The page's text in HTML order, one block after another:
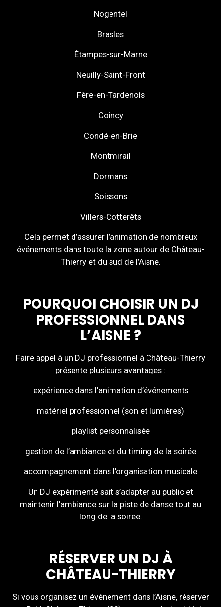
Nogentel
Brasles
Étampes-sur-Marne
Neuilly-Saint-Front
Fère-en-Tardenois
Coincy
Condé-en-Brie
Montmirail
Dormans
Soissons
Villers-Cotterêts
Cela permet d’assurer l’animation de nombreux
événements dans toute la zone autour de Château-
Thierry et du sud de l’Aisne.
POURQUOI CHOISIR UN DJ
PROFESSIONNEL DANS
L’AISNE ?
Faire appel à un DJ professionnel à Château-Thierry
présente plusieurs avantages :
expérience dans l’animation d’événements
matériel professionnel (son et lumières)
playlist personnalisée
gestion de l’ambiance et du timing de la soirée
accompagnement dans l’organisation musicale
Un DJ expérimenté sait s’adapter au public et
maintenir l’ambiance sur la piste de danse tout au
long de la soirée.
RÉSERVER UN DJ À
CHÂTEAU-THIERRY
Si vous organisez un événement dans l’Aisne, réserver